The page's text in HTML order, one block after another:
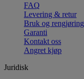
FAQ
Levering & retur
Bruk og rengjøring
Garanti
Kontakt oss
Angret kjøp
Juridisk